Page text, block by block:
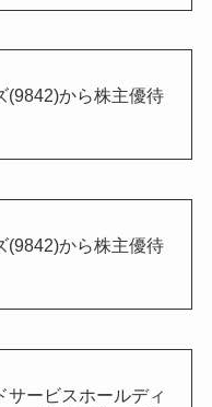
(9842)から株主優待
(9842)から株主優待
サービスホールディ